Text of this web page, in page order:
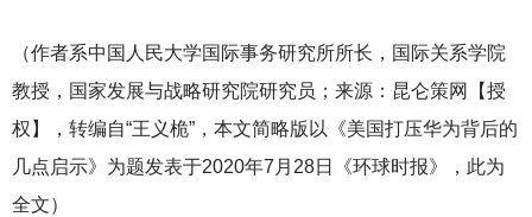
（作者系中国人民大学国际事务研究所所长，国际关系学院
教授，国家发展与战略研究院研究员；来源：昆仑策网【授
权】，转编自“王义桅”，本文简略版以《美国打压华为背后的
几点启示》为题发表于2020年7月28日《环球时报》，此为
全文）